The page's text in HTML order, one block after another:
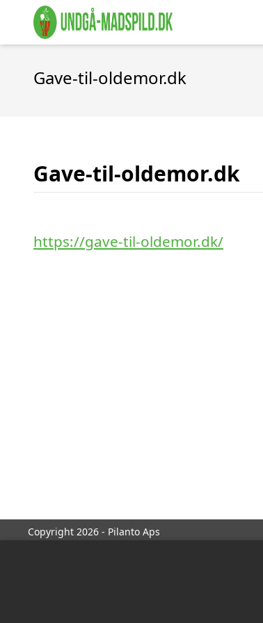
Gave-til-oldemor.dk
Gave-til-oldemor.dk
https://gave-til-oldemor.dk/
Copyright 2026 - Pilanto Aps